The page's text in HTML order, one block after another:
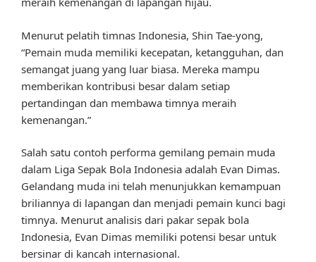
Menurut pelatih timnas Indonesia, Shin Tae-yong,
“Pemain muda memiliki kecepatan, ketangguhan, dan
semangat juang yang luar biasa. Mereka mampu
memberikan kontribusi besar dalam setiap
pertandingan dan membawa timnya meraih
kemenangan.”
Salah satu contoh performa gemilang pemain muda
dalam Liga Sepak Bola Indonesia adalah Evan Dimas.
Gelandang muda ini telah menunjukkan kemampuan
briliannya di lapangan dan menjadi pemain kunci bagi
timnya. Menurut analisis dari pakar sepak bola
Indonesia, Evan Dimas memiliki potensi besar untuk
bersinar di kancah internasional.